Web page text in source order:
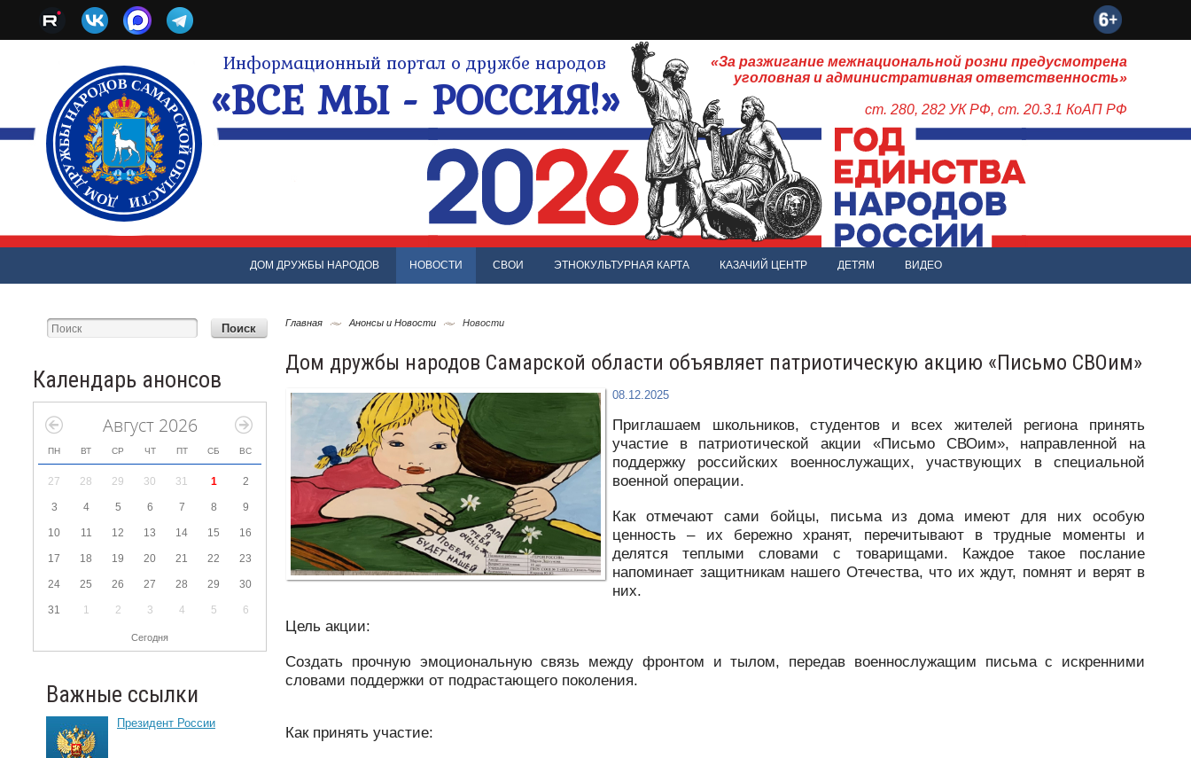
Информационный портал о дружбе народов
«ВСЕ МЫ - РОССИЯ!»
«За разжигание межнациональной розни предусмотрена
уголовная и административная ответственность»
ст. 280, 282 УК РФ, ст. 20.3.1 КоАП РФ
ДОМ ДРУЖБЫ НАРОДОВ НОВОСТИ СВОИ ЭТНОКУЛЬТУРНАЯ КАРТА КАЗАЧИЙ ЦЕНТР ДЕТЯМ ВИДЕО
Календарь анонсов
Август 2026
ПН ВТ СР ЧТ ПТ СБ ВС
27 28 29 30 31 1 2
3 4 5 6 7 8 9
10 11 12 13 14 15 16
17 18 19 20 21 22 23
24 25 26 27 28 29 30
31 1 2 3 4 5 6
Сегодня
Важные ссылки
Президент России
Главная Анонсы и Новости Новости
Дом дружбы народов Самарской области объявляет патриотическую акцию «Письмо СВОим»
08.12.2025
Приглашаем школьников, студентов и всех жителей региона принять
участие в патриотической акции «Письмо СВОим», направленной на
поддержку российских военнослужащих, участвующих в специальной
военной операции.
Как отмечают сами бойцы, письма из дома имеют для них особую
ценность – их бережно хранят, перечитывают в трудные моменты и
делятся теплыми словами с товарищами. Каждое такое послание
напоминает защитникам нашего Отечества, что их ждут, помнят и верят в
них.
Цель акции:
Создать прочную эмоциональную связь между фронтом и тылом, передав военнослужащим письма с искренними
словами поддержки от подрастающего поколения.
Как принять участие: